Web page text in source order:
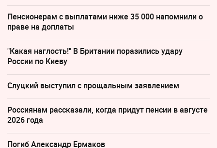
Пенсионерам с выплатами ниже 35 000 напомнили о
праве на доплаты
"Какая наглость!" В Британии поразились удару
России по Киеву
Слуцкий выступил с прощальным заявлением
Россиянам рассказали, когда придут пенсии в августе
2026 года
Погиб Александр Ермаков